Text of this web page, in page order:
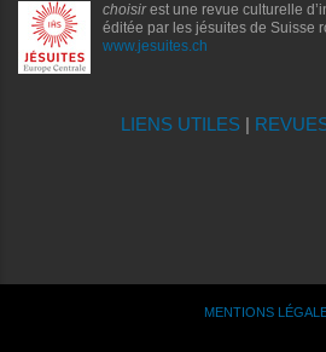
choisirest une revue culturelle
éditée par les jésuites de Suisse
www.jesuites.ch
LIENS UTILES|
MENTIONS